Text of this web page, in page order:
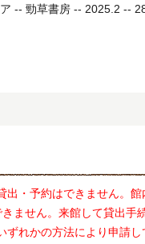
-- 勁草書房 -- 2025.2 --
・予約はできません。
ません。来館して貸出手
れかの方法により申請し